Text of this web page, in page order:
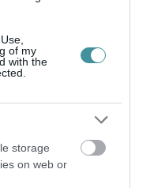
of my
with the
storage
on web or
A MARKHOT FERENC
MINT 70 ...